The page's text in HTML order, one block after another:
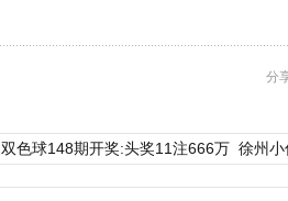
分
双色球148期开奖:头奖11注666万 徐州